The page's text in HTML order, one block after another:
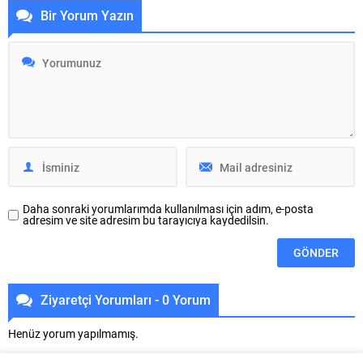
unutulmaz bir gece yaşattığı
konserde bir de sürprize imza
bestelediği marşı ilk kez söyledi.
OSB’nin tanıtıldığı lansman
bütüncül bir anlayışla
Bir Yorum Yazın
Daha sonraki yorumlarımda kullanılması için adım, e-posta
adresim ve site adresim bu tarayıcıya kaydedilsin.
Ziyaretçi Yorumları - 0 Yorum
Henüz yorum yapılmamış.